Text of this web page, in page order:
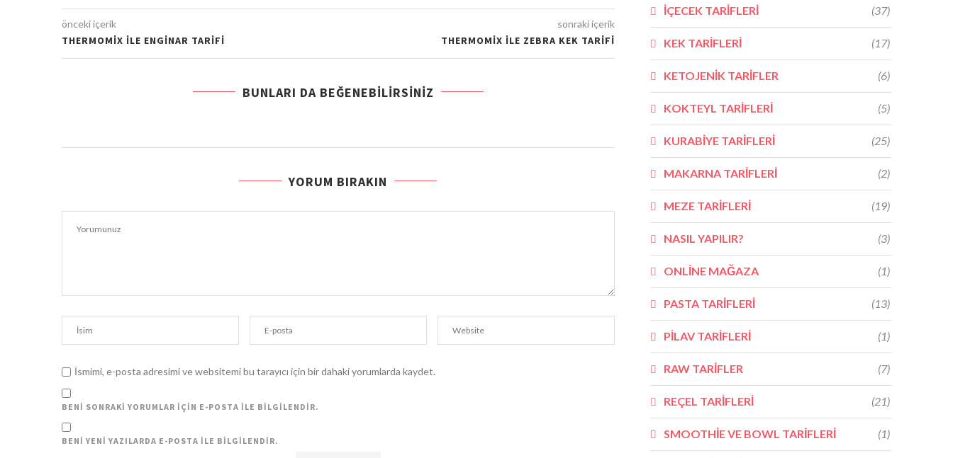
önceki içerik
THERMOMIX ILE ENGINAR TARIFI
sonraki içerik
THERMOMIX ILE ZEBRA KEK TARIFI
BUNLARI DA BEĞENEBILIRSINIZ
YORUM BIRAKIN
İsmimi, e-posta adresimi ve websitemi bu tarayıcı için bir dahaki yorumlarda kaydet.
BENI SONRAKI YORUMLAR IÇIN E-POSTA ILE BILGILENDIR.
BENI YENI YAZILARDA E-POSTA ILE BILGILENDIR.
İÇECEK TARİFLERİ (37)
KEK TARİFLERİ (17)
KETOJENİK TARİFLER (6)
KOKTEYL TARİFLERİ (5)
KURABİYE TARİFLERİ (25)
MAKARNA TARİFLERİ (2)
MEZE TARİFLERİ (19)
NASIL YAPILIR? (3)
ONLİNE MAĞAZA (1)
PASTA TARİFLERİ (13)
PİLAV TARİFLERİ (1)
RAW TARİFLER (7)
REÇEL TARİFLERİ (21)
SMOOTHİE VE BOWL TARİFLERİ (1)